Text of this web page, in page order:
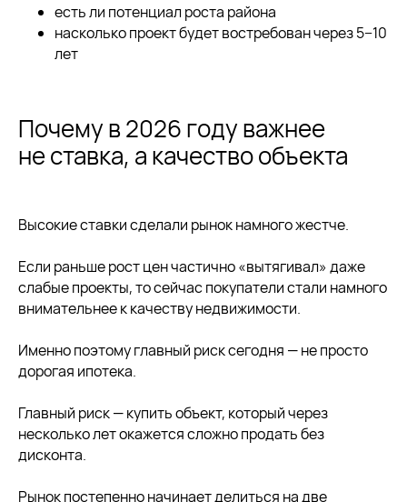
есть ли потенциал роста района
насколько проект будет востребован через 5−10
лет
Почему в 2026 году важнее
не ставка, а качество объекта
Высокие ставки сделали рынок намного жестче.
Если раньше рост цен частично «вытягивал» даже
слабые проекты, то сейчас покупатели стали намного
внимательнее к качеству недвижимости.
Именно поэтому главный риск сегодня — не просто
дорогая ипотека.
Главный риск — купить объект, который через
несколько лет окажется сложно продать без
дисконта.
Рынок постепенно начинает делиться на две